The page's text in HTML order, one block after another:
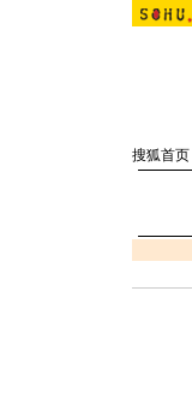
搜狐首页